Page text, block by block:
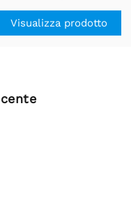
Visualizza prodotto